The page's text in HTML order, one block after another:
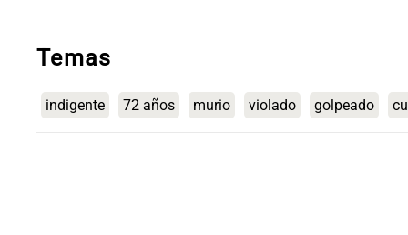
Temas
indigente 72 años murio violado golpeado